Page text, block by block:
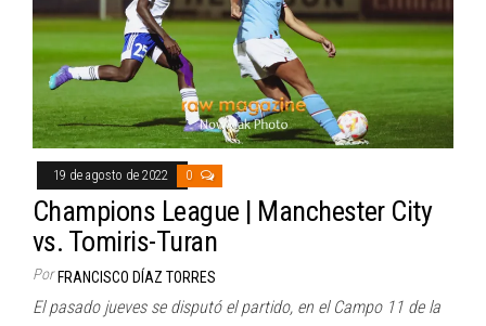
19 de agosto de 2022 0
Champions League | Manchester City
vs. Tomiris-Turan
Por FRANCISCO DÍAZ TORRES
El pasado jueves se disputó el partido, en el Campo 11 de la